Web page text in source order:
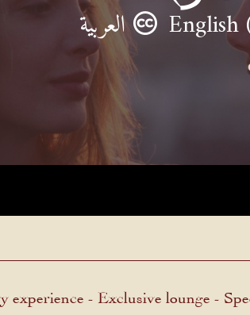
English العربية
experience - Exclusive lounge -